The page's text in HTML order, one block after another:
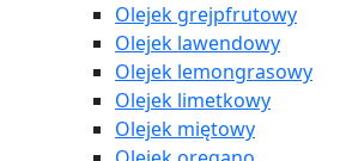
Olejek grejpfrutowy
Olejek lawendowy
Olejek lemongrasowy
Olejek limetkowy
Olejek miętowy